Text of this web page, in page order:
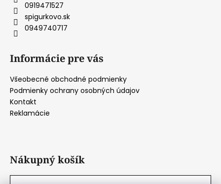
0919471527
spigurkovo.sk
0949740717
Informácie pre vás
Všeobecné obchodné podmienky
Podmienky ochrany osobných údajov
Kontakt
Reklamácie
Nákupný košík